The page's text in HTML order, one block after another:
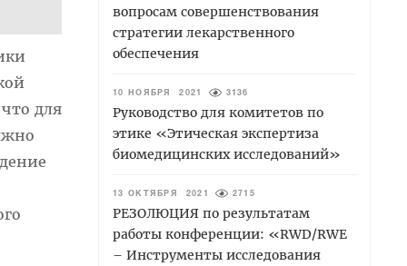
для
вопросам совершенствования
стратегии лекарственного
обеспечения
10 НОЯБРЯ 2021 3136
Руководство для комитетов по
этике «Этическая экспертиза
биомедицинских исследований»
13 ОКТЯБРЯ 2021 2715
РЕЗОЛЮЦИЯ по результатам
работы конференции: «RWD/RWE
– Инструменты исследования